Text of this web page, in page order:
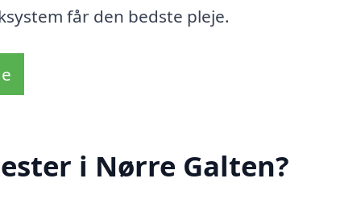
får den bedste pleje.
i Nørre Galten?